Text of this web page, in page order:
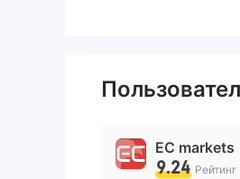
EC markets
9.24 Рейтинг